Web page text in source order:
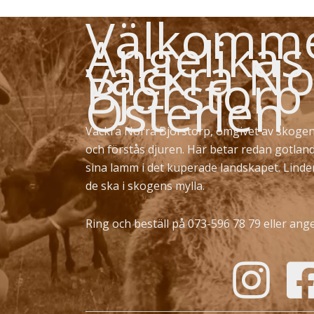
vackra
Björstorp
Österlen
Vackra Norra Björstorp, omgivet av
och förstås djuren. Här betar redan
sina lamm i det kuperade landskapet.
de ska i skogens mylla.
Ring och beställ på 073-596 78 79 eller